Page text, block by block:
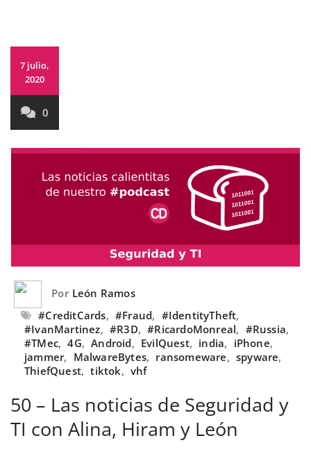
7 julio,
2020
0
Por León Ramos
#CreditCards, #Fraud, #IdentityTheft,
#IvanMartinez, #R3D, #RicardoMonreal, #Russia,
#TMec, 4G, Android, EvilQuest, india, iPhone,
jammer, MalwareBytes, ransomeware, spyware,
ThiefQuest, tiktok, vhf
50 – Las noticias de Seguridad y
TI con Alina, Hiram y León